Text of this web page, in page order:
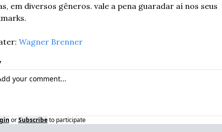
em diversos gêneros. vale a pena guaradar aí nos seus
Wagner Brenner
or Subscribe to participate